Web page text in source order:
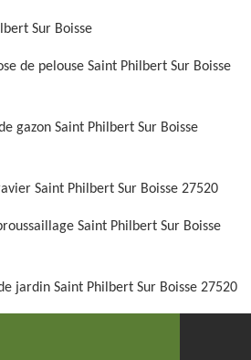
Sur Boisse
de pelouse Saint Philbert Sur Boisse
gazon Saint Philbert Sur Boisse
Saint Philbert Sur Boisse 27520
Saint Philbert Sur Boisse
jardin Saint Philbert Sur Boisse 27520